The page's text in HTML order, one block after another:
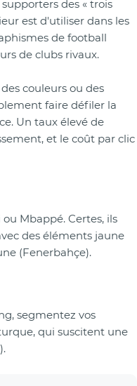
des « trois
est d'utiliser dans les
de football
de clubs rivaux.
couleurs ou des
faire défiler la
Un taux élevé de
et le coût par clic
Mbappé. Certes, ils
des éléments jaune
(Fenerbahçe).
segmentez vos
qui suscitent une